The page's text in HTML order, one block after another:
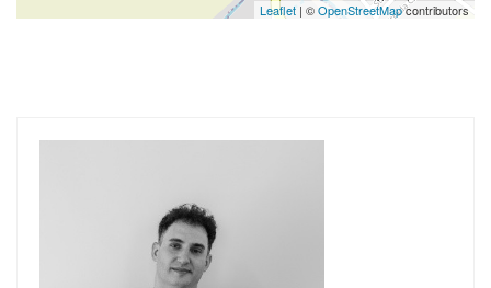
Leaflet | ©OpenStreetMapcontributors